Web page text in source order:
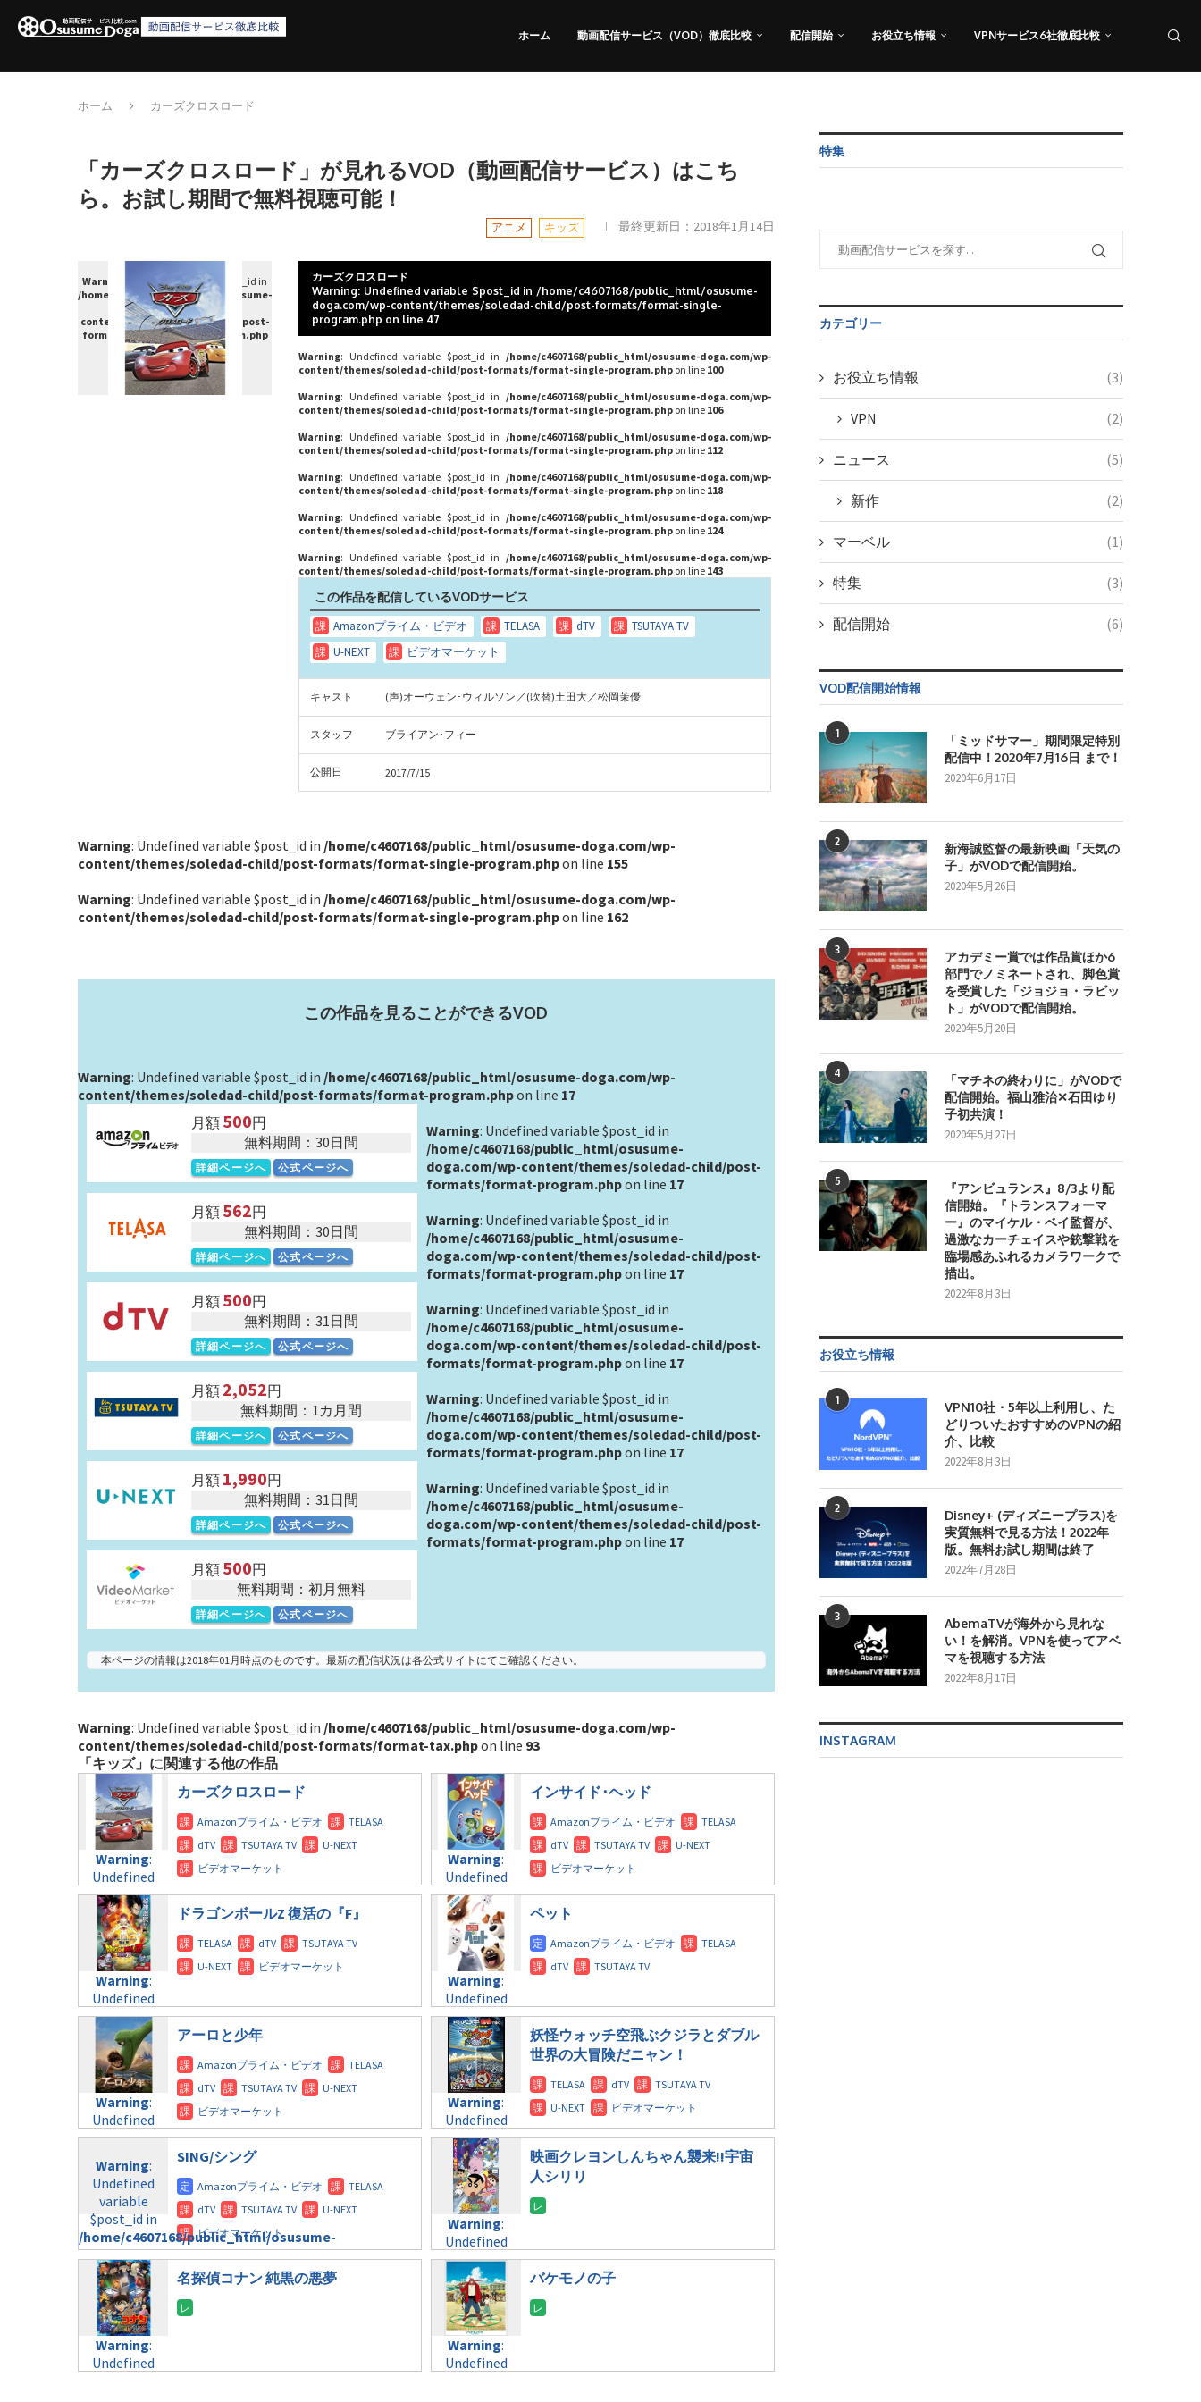
ホーム 動画配信サービス（VOD）徹底比較 配信開始 お役立ち情報 VPNサービス6社徹底比較
ホーム カーズクロスロード
「カーズクロスロード」が見れるVOD（動画配信サービス）はこち
ら。お試し期間で無料視聴可能！
アニメ キッズ 最終更新日： 2018年1月14日
Warning
: Undefined variable $post_id in
/home/c4607168/public_html/osusume-
doga.com/wp-
content/themes/soledad-child/post-
formats/format-single-program.php
on line38
カーズクロスロード
Warning: Undefined variable $post_id in /home/c4607168/public_html/osusume-
doga.com/wp-content/themes/soledad-child/post-formats/format-single-
program.php on line 47
Warning: Undefined variable $post_id in /home/c4607168/public_html/osusume-doga.com/wp-
content/themes/soledad-child/post-formats/format-single-program.php on line 100
Warning: Undefined variable $post_id in /home/c4607168/public_html/osusume-doga.com/wp-
content/themes/soledad-child/post-formats/format-single-program.php on line 106
Warning: Undefined variable $post_id in /home/c4607168/public_html/osusume-doga.com/wp-
content/themes/soledad-child/post-formats/format-single-program.php on line 112
Warning: Undefined variable $post_id in /home/c4607168/public_html/osusume-doga.com/wp-
content/themes/soledad-child/post-formats/format-single-program.php on line 118
Warning: Undefined variable $post_id in /home/c4607168/public_html/osusume-doga.com/wp-
content/themes/soledad-child/post-formats/format-single-program.php on line 124
Warning: Undefined variable $post_id in /home/c4607168/public_html/osusume-doga.com/wp-
content/themes/soledad-child/post-formats/format-single-program.php on line 143
この作品を配信しているVODサービス
キャスト (声)オーウェン･ウィルソン／(吹替)土田大／松岡茉優
スタッフ ブライアン･フィー
公開日 2017/7/15
Warning: Undefined variable $post_id in /home/c4607168/public_html/osusume-doga.com/wp-
content/themes/soledad-child/post-formats/format-single-program.phpon line 155
Warning: Undefined variable $post_id in /home/c4607168/public_html/osusume-doga.com/wp-
content/themes/soledad-child/post-formats/format-single-program.phpon line 162
この作品を見ることができるVOD
Warning: Undefined variable $post_id in /home/c4607168/public_html/osusume-doga.com/wp-
content/themes/soledad-child/post-formats/format-program.phpon line 17
月額 500円
無料期間：30日間
詳細ページへ 公式ページへ
Warning: Undefined variable $post_id in
/home/c4607168/public_html/osusume-
doga.com/wp-content/themes/soledad-child/post-
formats/format-program.phpon line 17
月額 562円
無料期間：30日間
詳細ページへ 公式ページへ
Warning: Undefined variable $post_id in
/home/c4607168/public_html/osusume-
doga.com/wp-content/themes/soledad-child/post-
formats/format-program.phpon line 17
月額 500円
無料期間：31日間
詳細ページへ 公式ページへ
Warning: Undefined variable $post_id in
/home/c4607168/public_html/osusume-
doga.com/wp-content/themes/soledad-child/post-
formats/format-program.phpon line 17
月額 2,052円
無料期間：1カ月間
詳細ページへ 公式ページへ
Warning: Undefined variable $post_id in
/home/c4607168/public_html/osusume-
doga.com/wp-content/themes/soledad-child/post-
formats/format-program.phpon line 17
月額 1,990円
無料期間：31日間
詳細ページへ 公式ページへ
Warning: Undefined variable $post_id in
/home/c4607168/public_html/osusume-
doga.com/wp-content/themes/soledad-child/post-
formats/format-program.phpon line 17
月額 500円
無料期間：初月無料
詳細ページへ 公式ページへ
本ページの情報は2018年01月時点のものです。最新の配信状況は各公式サイトにてご確認ください。
Warning: Undefined variable $post_id in /home/c4607168/public_html/osusume-doga.com/wp-
content/themes/soledad-child/post-formats/format-tax.phpon line 93
「キッズ」に関連する他の作品
Warning:
Undefined
variable
$post_id in
/home/c4607168/public_html/osusume-
doga.com/wp-
content/themes/soledad-
child/post-
formats/format-
tax.phpon
line112
Warning:
Undefined
variable
$post_id in
doga.com/wp-
content/themes/soledad-
child/post-
formats/format-
tax.phpon
line115
カーズクロスロード
Warning:
Undefined
variable
$post_id in
/home/c4607168/public_html/osusume-
doga.com/wp-
content/themes/soledad-
child/post-
formats/format-
tax.phpon
line112
Warning:
Undefined
variable
$post_id in
/home/c4607168/public_html/osusume-
doga.com/wp-
content/themes/soledad-
child/post-
formats/format-
tax.phpon
line115
インサイド･ヘッド
Warning:
Undefined
variable
$post_id in
/home/c4607168/public_html/osusume-
doga.com/wp-
content/themes/soledad-
child/post-
formats/format-
tax.phpon
line112
Warning
Undefined
variable
$post_id in
/home/c4607168/public_html/osusume-
doga.com/wp-
content/themes/soledad-
child/post-
formats/format-
tax.phpon
line115
ドラゴンボールZ 復活の『F』
Warning:
Undefined
variable
$post_id in
/home/c4607168/public_html/osusume-
doga.com/wp-
content/themes/soledad-
child/post-
formats/format-
tax.phpon
line112
Warning
Undefined
variable
$post_id in
/home/c4607168/public_html/osusume-
doga.com/wp-
content/themes/soledad-
child/post-
formats/format-
tax.phpon
line115
ペット
Warning:
Undefined
variable
/home/c4607168/public_html/osusume-
doga.com/wp-
content/themes/soledad-
child/post-
formats/format-
tax.phpon
line112
Warning:
Undefined
variable
$post_id in
アーロと少年
Warning:
Undefined
variable
$post_id in
/home/c4607168/public_html/osusume-
doga.com/wp-
content/themes/soledad-
child/post-
formats/format-
tax.phpon
line112
Warning:
Undefined
variable
$post_id in
妖怪ウォッチ空飛ぶクジラとダブル
世界の大冒険だニャン！
Warning:
Undefined
variable
$post_id in
/home/c4607168/public_html/osusume-
doga.com/wp-
content/themes/soledad-
child/post-
formats/format-
tax.phpon
line112
SING/シング
Warning:
Undefined
variable
$post_id in
/home/c4607168/public_html/osusume-
doga.com/wp-
content/themes/soledad-
child/post-
formats/format-
映画クレヨンしんちゃん襲来!!宇宙
人シリリ
Warning:
Undefined
名探偵コナン 純黒の悪夢
Warning:
Undefined
バケモノの子
特集
カテゴリー
お役立ち情報 (3)
VPN (2)
ニュース (5)
新作 (2)
マーベル (1)
特集 (3)
配信開始 (6)
VOD配信開始情報
1
「ミッドサマー」期間限定特別
配信中！2020年7月16日 まで！
2020年6月17日
2
新海誠監督の最新映画「天気の
子」がVODで配信開始。
2020年5月26日
3
アカデミー賞では作品賞ほか6
部門でノミネートされ、脚色賞
を受賞した「ジョジョ・ラビッ
ト」がVODで配信開始。
2020年5月20日
4
「マチネの終わりに」がVODで
配信開始。福山雅治✕石田ゆり
子初共演！
2020年5月27日
5
『アンビュランス』8/3より配
信開始。『トランスフォーマ
ー』のマイケル・ベイ監督が、
過激なカーチェイスや銃撃戦を
臨場感あふれるカメラワークで
描出。
2022年8月3日
お役立ち情報
1
VPN10社・5年以上利用し、た
どりついたおすすめのVPNの紹
介、比較
2022年8月3日
2
Disney+ (ディズニープラス)を
実質無料で見る方法！2022年
版。無料お試し期間は終了
2022年7月28日
3
AbemaTVが海外から見れな
い！を解消。VPNを使ってアベ
マを視聴する方法
2022年8月17日
INSTAGRAM